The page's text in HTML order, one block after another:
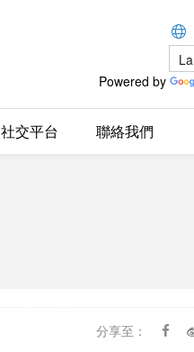
Powered by
社交平台 聯絡我們
分享至：